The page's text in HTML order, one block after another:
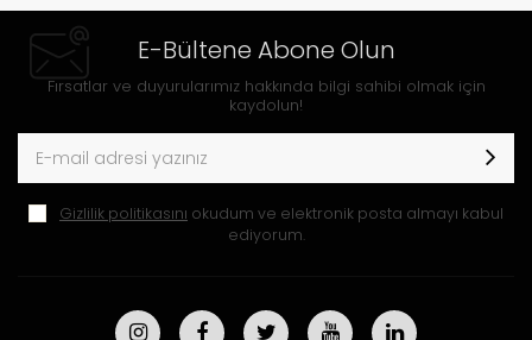
E-Bültene Abone Olun
Fırsatlar ve duyurularımız hakkında bilgi sahibi olmak için
kaydolun!
Gizlilik politikasını okudum ve elektronik posta almayı kabul
ediyorum.